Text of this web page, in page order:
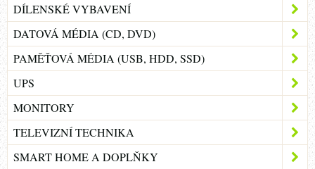
DÍLENSKÉ VYBAVENÍ
DATOVÁ MÉDIA (CD, DVD)
PAMĚŤOVÁ MÉDIA (USB, HDD, SSD)
UPS
MONITORY
TELEVIZNÍ TECHNIKA
SMART HOME A DOPLŇKY